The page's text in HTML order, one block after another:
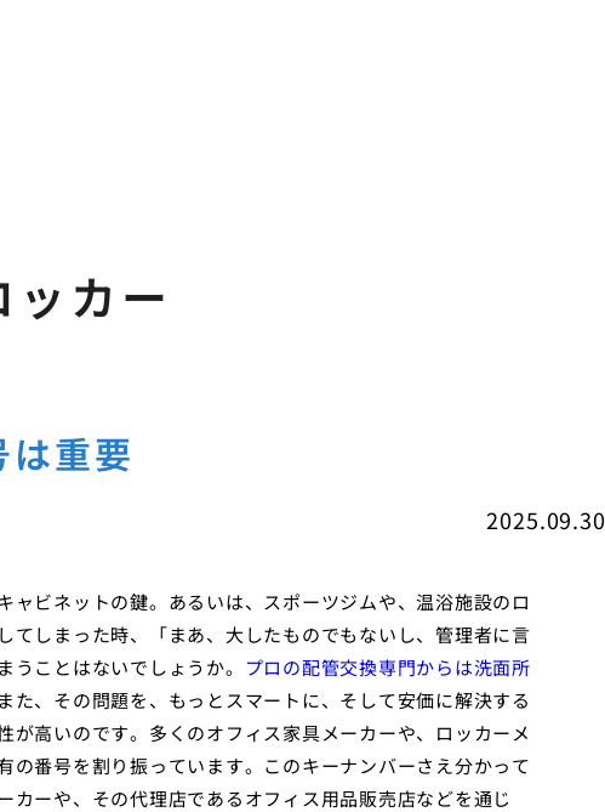
ッカー
重要
2025.09.30
ビネットの鍵。あるいは、スポーツジムや、温浴施設のロ
てしまった時、「まあ、大したものでもないし、管理者に言
ことはないでしょうか。 プロの配管交換専門からは洗面所
た、その問題を、もっとスマートに、そして安価に解決する
高いのです。多くのオフィス家具メーカーや、ロッカーメ
の番号を割り振っています。このキーナンバーさえ分かって
カーや、その代理店であるオフィス用品販売店などを通じ